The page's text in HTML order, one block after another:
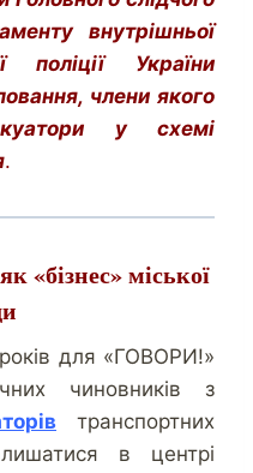
внутрішньої
поліції України
члени якого
у схемі
.
«бізнес» міської
для «ГОВОРИ!»
чиновників з
транспортних
в центрі